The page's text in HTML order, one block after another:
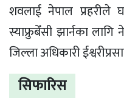
शवलाई नेपाल प्रहरीले
स्याफ्रुबेँसी झार्नका
जिल्ला अधिकारी
सिफारिस